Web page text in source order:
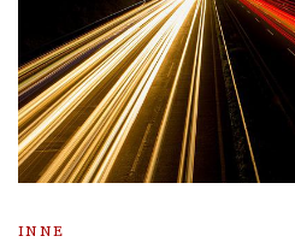
INNE